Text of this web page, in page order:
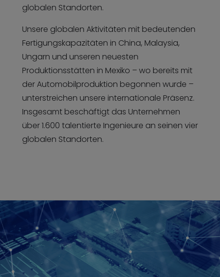
globalen Standorten.
Unsere globalen Aktivitäten mit bedeutenden
Fertigungskapazitäten in China, Malaysia,
Ungarn und unseren neuesten
Produktionsstätten in Mexiko – wo bereits mit
der Automobilproduktion begonnen wurde –
unterstreichen unsere internationale Präsenz.
Insgesamt beschäftigt das Unternehmen
über 1.600 talentierte Ingenieure an seinen vier
globalen Standorten.